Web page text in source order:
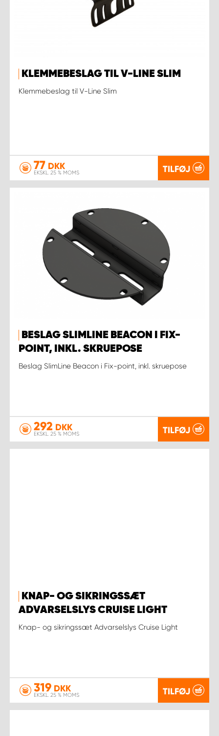
KLEMMEBESLAG TIL V-LINE SLIM
Klemmebeslag til V-Line Slim
77 DKK
EKSKL. 25 % MOMS TILFØJ
BESLAG SLIMLINE BEACON I FIX-
POINT, INKL. SKRUEPOSE
Beslag SlimLine Beacon i Fix-point, inkl. skruepose
292 DKK
EKSKL. 25 % MOMS TILFØJ
KNAP- OG SIKRINGSSÆT
ADVARSELSLYS CRUISE LIGHT
Knap- og sikringssæt Advarselslys Cruise Light
319 DKK
EKSKL. 25 % MOMS TILFØJ